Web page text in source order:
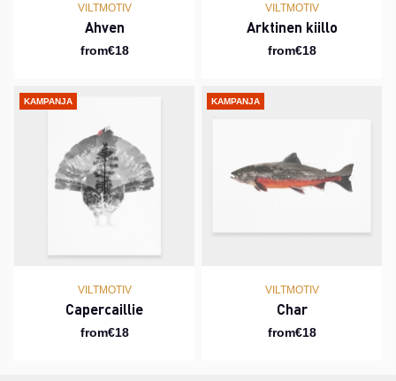
VILTMOTIV
Ahven
from€18
VILTMOTIV
Arktinen kiillo
from€18
KAMPANJA
VILTMOTIV
Capercaillie
from€18
KAMPANJA
VILTMOTIV
Char
from€18